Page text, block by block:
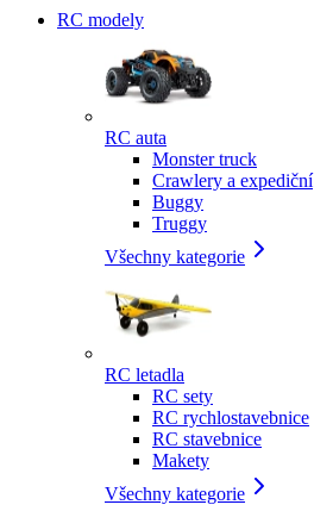
RC modely
RC auta
Monster truck
Crawlery a expediční
Buggy
Truggy
Všechny kategorie
RC letadla
RC sety
RC rychlostavebnice
RC stavebnice
Makety
Všechny kategorie